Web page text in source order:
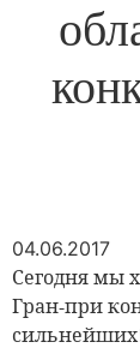
04.06.2017
Сегодня мы
Гран-при